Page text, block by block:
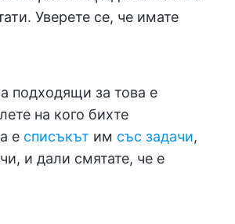
Уверете се, че имате
подходящи за това е
на кого бихте
е списъкът им със задачи,
и дали смятате, че е